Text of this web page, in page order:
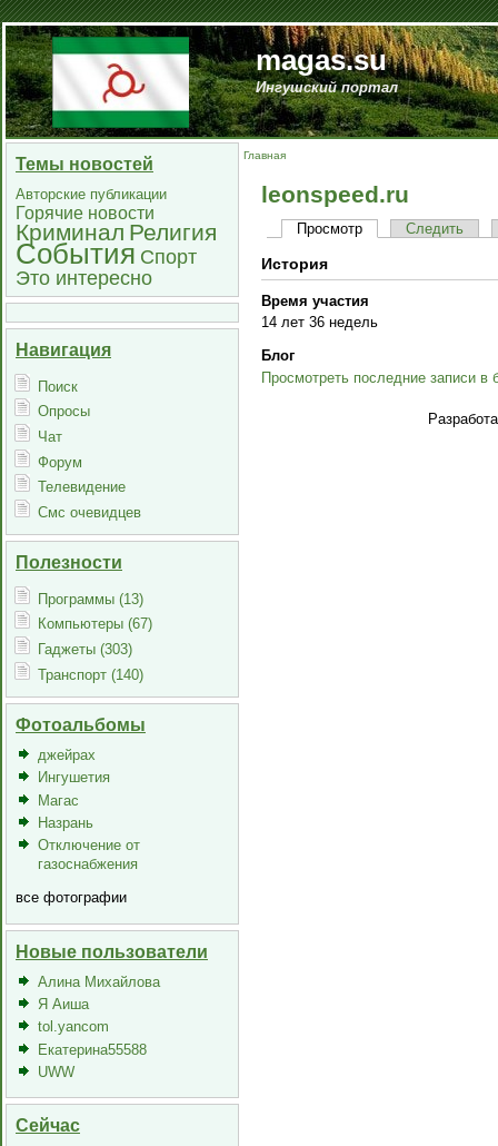
magas.su
Ингушский портал
Темы новостей
Авторские публикации
Горячие новости
Криминал Религия
События Спорт
Это интересно
Навигация
Поиск
Опросы
Чат
Форум
Телевидение
Смс очевидцев
Полезности
Программы (13)
Компьютеры (67)
Гаджеты (303)
Транспорт (140)
Фотоальбомы
джейрах
Ингушетия
Магас
Назрань
Отключение от
газоснабжения
все фотографии
Новые пользователи
Алина Михайлова
Я Аиша
tol.yancom
Екатерина55588
UWW
Сейчас
Главная
leonspeed.ru
Просмотр Следить
История
Время участия
14 лет 36 недель
Блог
Просмотреть последние записи в